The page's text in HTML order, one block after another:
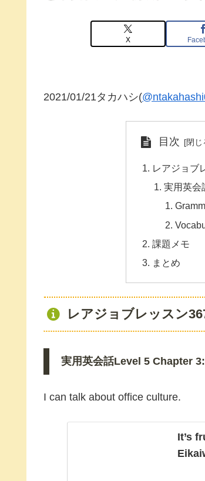
X
2021/01/21タカハシ(
目次
レアジョブ
実用英会
課題メモ
まとめ
レアジョブレッスン
実用英会話Level 5 Chapter
I can talk about office culture.
It’s